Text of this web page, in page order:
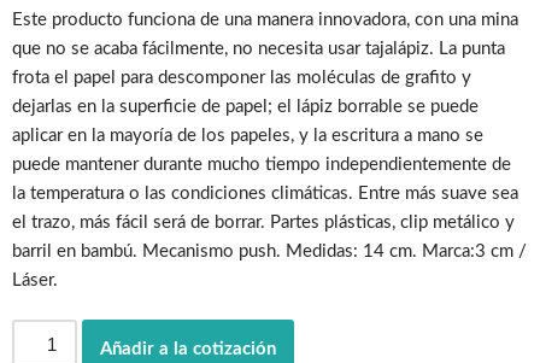
Este producto funciona de una manera innovadora, con una mina
que no se acaba fácilmente, no necesita usar tajalápiz. La punta
frota el papel para descomponer las moléculas de grafito y
dejarlas en la superficie de papel; el lápiz borrable se puede
aplicar en la mayoría de los papeles, y la escritura a mano se
puede mantener durante mucho tiempo independientemente de
la temperatura o las condiciones climáticas. Entre más suave sea
el trazo, más fácil será de borrar. Partes plásticas, clip metálico y
barril en bambú. Mecanismo push. Medidas: 14 cm. Marca:3 cm /
Láser.
Añadir a la cotización